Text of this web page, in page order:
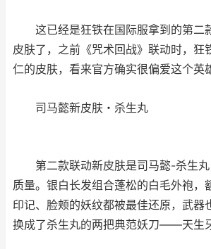
这已经是狂铁在国际服拿到的第二
皮肤了，之前《咒术回战》联动时，狂
仁的皮肤，看来官方确实很偏爱这个英
司马懿新皮肤・杀生丸
第二款联动新皮肤是司马懿-杀生
质量。银白长发组合蓬松的白毛外袍，
印记、脸颊的妖纹都被最佳还原，武器
换成了杀生丸的两把典范妖刀——天生